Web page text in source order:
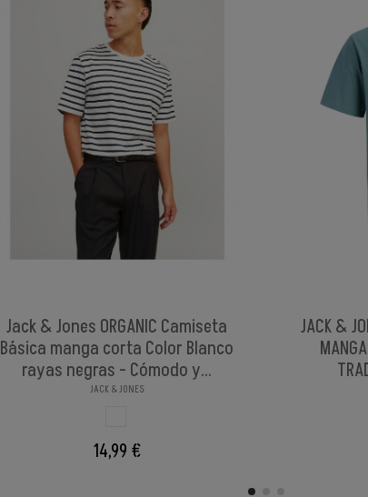
Jack & Jones ORGANIC Camiseta
Básica manga corta Color Blanco
rayas negras - Cómodo y...
JACK & JONES
14,99 €
JACK &